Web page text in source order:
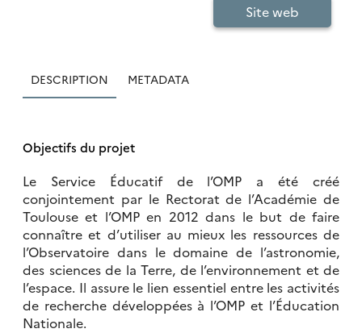
Site web
DESCRIPTION METADATA
Objectifs du projet
Le Service Éducatif de l’OMP a été créé
conjointement par le Rectorat de l’Académie de
Toulouse et l’OMP en 2012 dans le but de faire
connaître et d’utiliser au mieux les ressources de
l’Observatoire dans le domaine de l’astronomie,
des sciences de la Terre, de l’environnement et de
l’espace. Il assure le lien essentiel entre les activités
de recherche développées à l’OMP et l’Éducation
Nationale.